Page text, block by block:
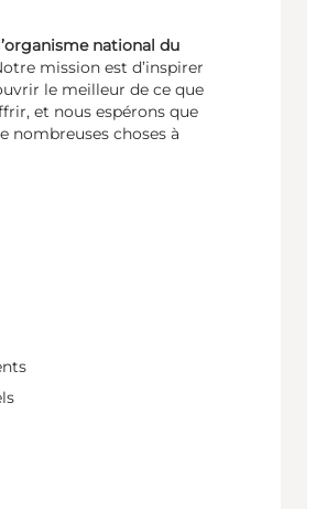
national du
mission est d’inspirer
le meilleur de ce que
et nous espérons que
nombreuses choses à